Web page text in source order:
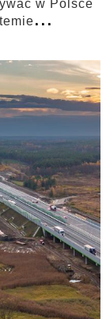
w Polsce
...